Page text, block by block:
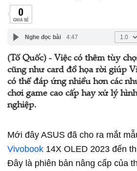
0
CHIA SẺ
Nghe đọc bài 4:47
(Tổ Quốc) - Việc có thêm tùy
cũng như card đồ họa rời giúp
có thể đáp ứng nhiều hơn các
chơi game cao cấp hay xử lý
nghiệp.
Mới đây ASUS đã cho ra mắt
Vivobook 14X OLED 2023 đến
Đây là phiên bản nâng cấp của